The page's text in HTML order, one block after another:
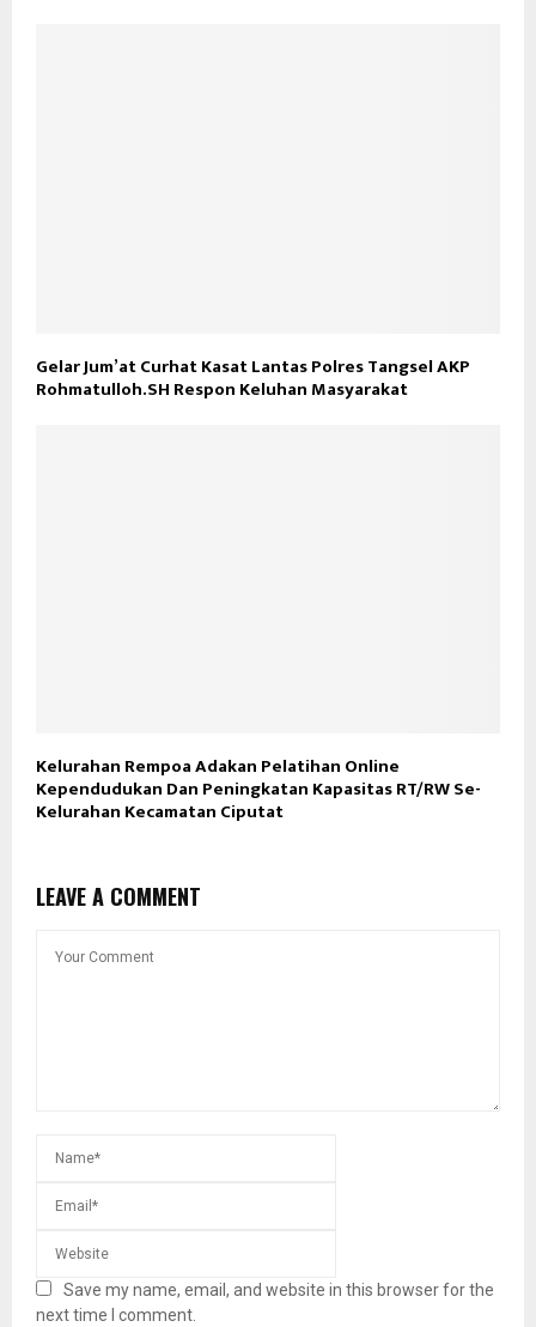
Gelar Jum’at Curhat Kasat Lantas Polres Tangsel AKP
Rohmatulloh.SH Respon Keluhan Masyarakat
Kelurahan Rempoa Adakan Pelatihan Online
Kependudukan Dan Peningkatan Kapasitas RT/RW Se-
Kelurahan Kecamatan Ciputat
LEAVE A COMMENT
Save my name, email, and website in this browser for the
next time I comment.